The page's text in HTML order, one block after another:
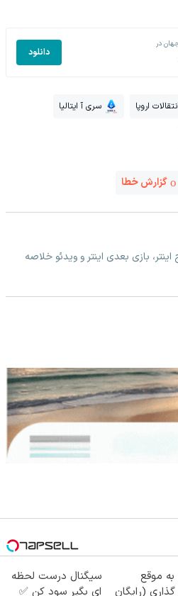
در
دانلود
اروپا سری آ ایتالیا
گزارش خطا
بازی بعدی اینتر و ویدئو خلاصه
موقع
(رایگان
سیگنال درست لحظه
ای بگیر سود کن ✅